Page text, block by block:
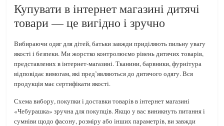
Купувати в інтернет магазині дитячі
товари — це вигідно і зручно
Вибираючи одяг для дітей, батьки завжди приділяють пильну увагу
якості і безпеки. Ми жорстко контролюємо рівень дитячих товарів,
представлених в інтернет-магазині. Тканини, барвники, фурнітура
відповідає вимогам, які пред’являються до дитячого одягу. Вся
продукція має сертифікати якості.
Схема вибору, покупки і доставки товарів в інтернет магазині
«Чебурашка» зручна для покупців. Якщо у вас виникнуть питання і
сумніви щодо фасону, розміру або інших параметрів, ви завжди